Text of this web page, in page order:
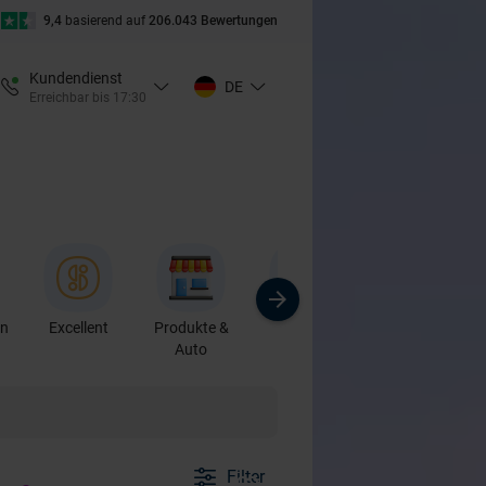
9,4 basierend auf 206.043 Bewertungen
Kundendienst
Erreichbar bis 17:30
DE
Excellent
Produkte &
Auto
Filter